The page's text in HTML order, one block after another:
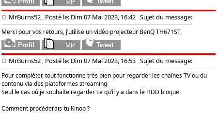
MrBurns52 , Posté le: Dim 07 Mai 2023, 16:42 Sujet du message:
Merci pour vos retours, j’utilise un vidéo projecteur BenQ TH671ST.
MrBurns52 , Posté le: Dim 07 Mai 2023, 16:53 Sujet du message:
Pour compléter, tout fonctionne très bien pour regarder les chaînes TV ou du
contenu via des plateformes streaming
Seul le cas où je souhaite regarder ce qu’il y a dans le HDD bloque.
Comment procèderais-tu Kinoo ?